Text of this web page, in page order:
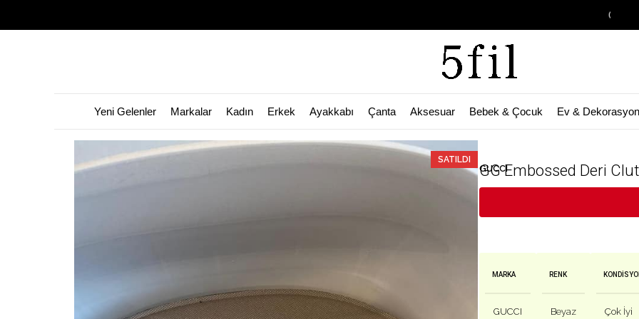
Garage Sale
Yeni Gelenler Markalar Kadın Erkek Ayakkabı Çanta Aksesuar Bebek & Çocuk Ev & Dekorasyon
SATILDI
🛒 Bu ürün
GUCCI
GG Embossed Deri
MARKA
GUCCI
RENK
Beyaz Çok İyi